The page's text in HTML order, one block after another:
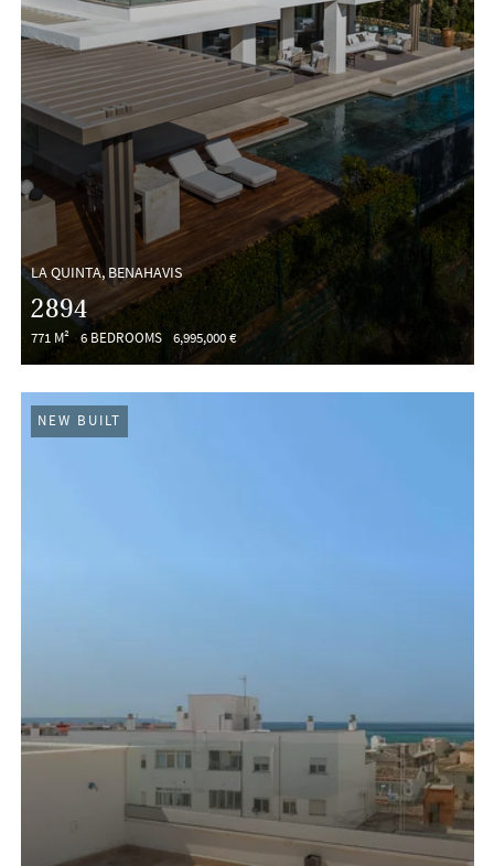
LA QUINTA, BENAHAVIS
2894
771 M² 6 BEDROOMS 6,995,000 €
NEW BUILT